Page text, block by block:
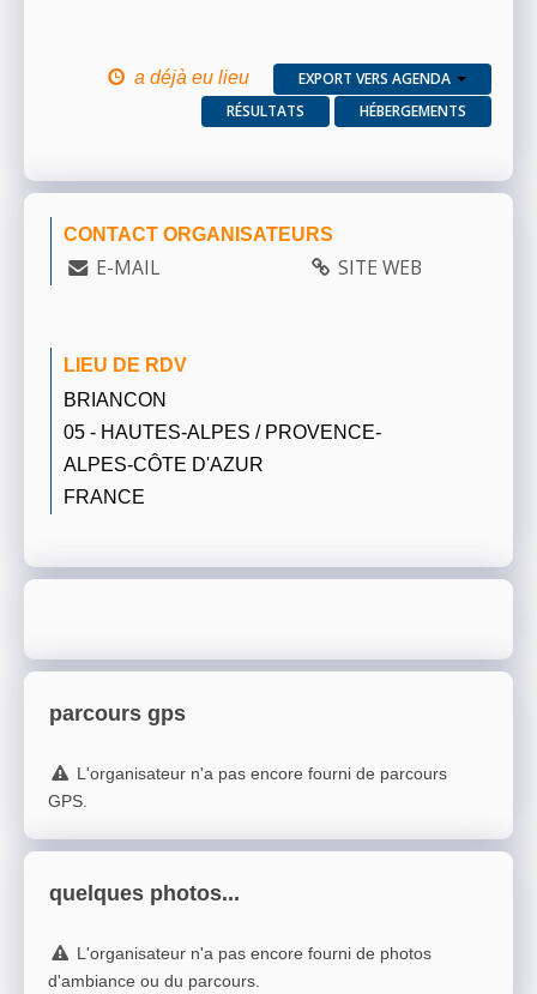
a déjà eu lieu
EXPORT VERS AGENDA
RÉSULTATS
HÉBERGEMENTS
CONTACT ORGANISATEURS
E-MAIL SITE WEB
LIEU DE RDV
BRIANCON
05 - HAUTES-ALPES / PROVENCE-
ALPES-CÔTE D'AZUR
FRANCE
parcours gps
L'organisateur n'a pas encore fourni de parcours
GPS.
quelques photos...
L'organisateur n'a pas encore fourni de photos
d'ambiance ou du parcours.